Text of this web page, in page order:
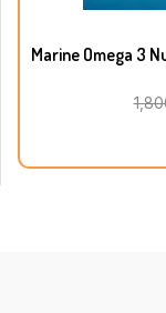
Marine Omega 3